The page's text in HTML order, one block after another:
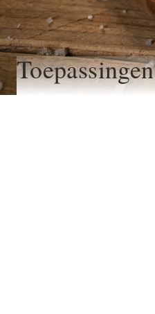
Toepassingen